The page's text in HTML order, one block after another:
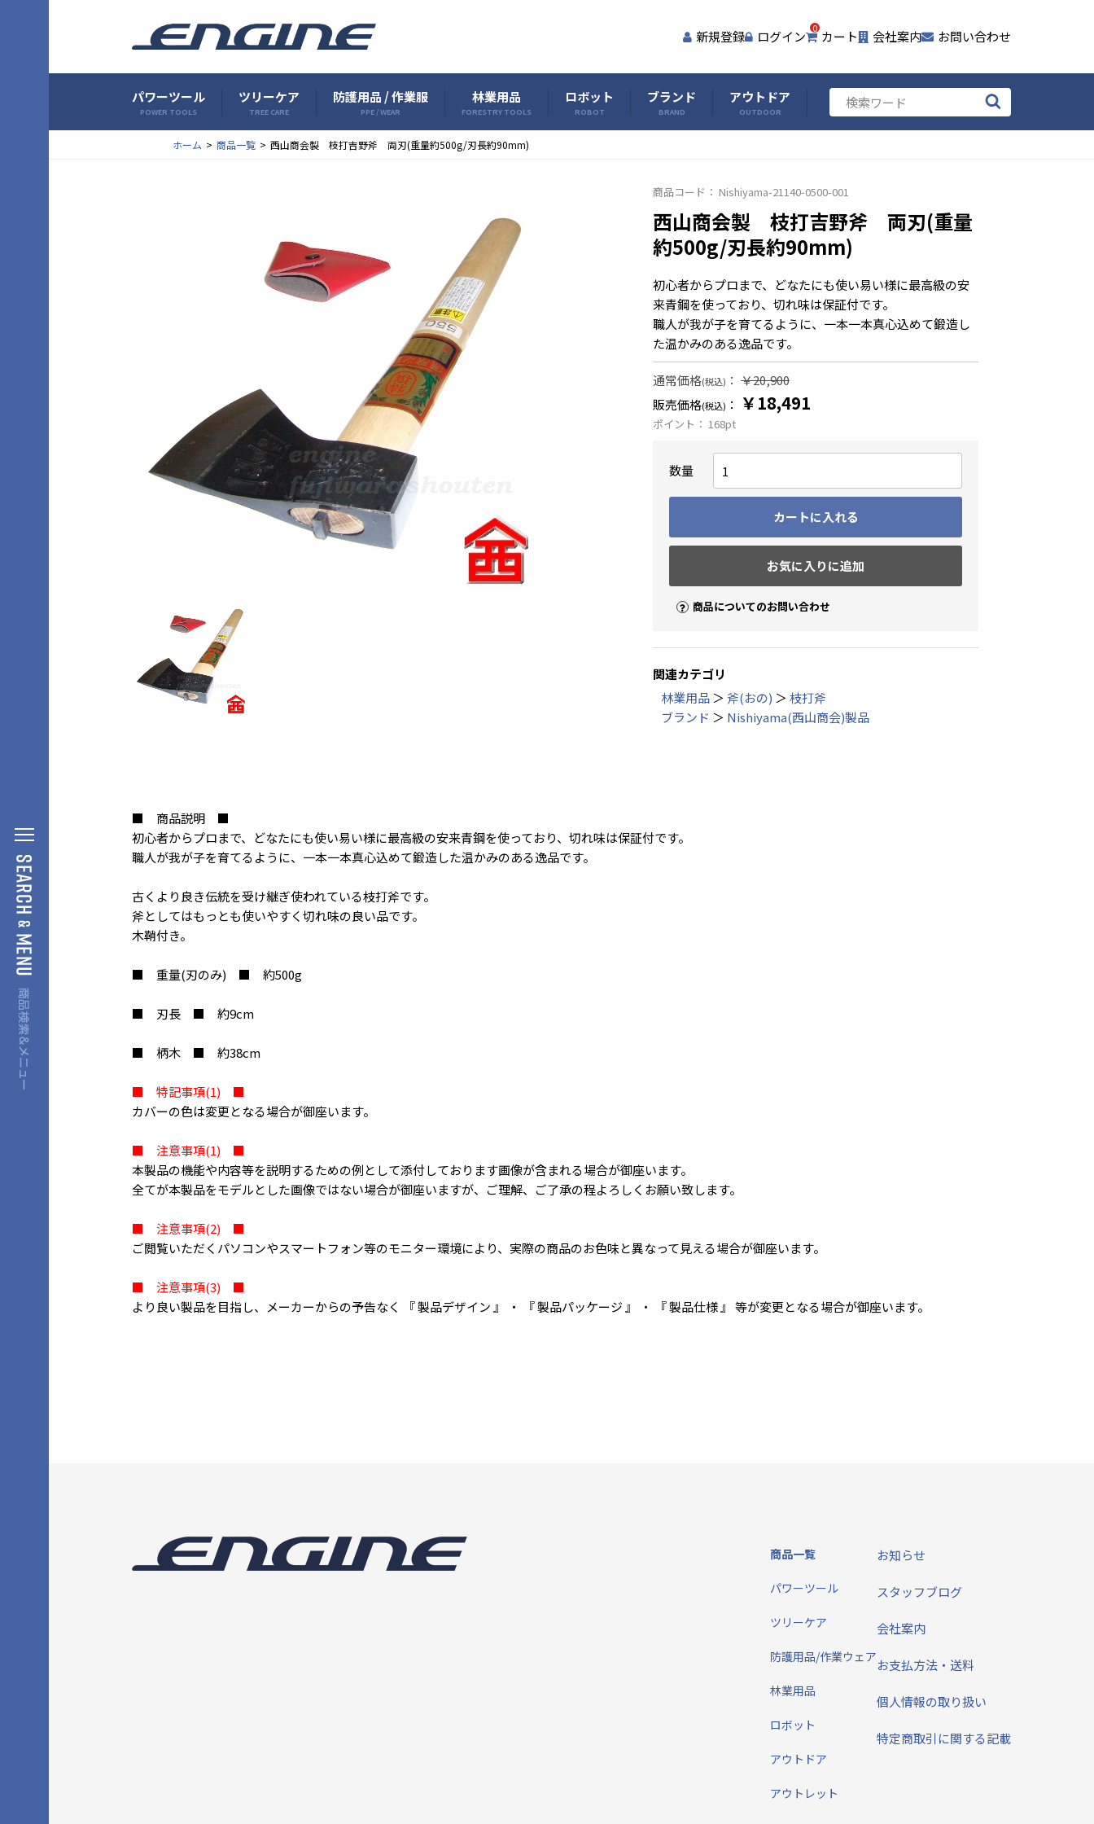
新規登録 ログイン 0 カート 会社案内 お問い合わせ
パワーツール
POWER TOOLS
ツリーケア
TREE CARE
防護用品 / 作業服
PPE / WEAR
林業用品
FORESTRY TOOLS
ロボット
ROBOT
ブランド
BRAND
アウトドア
OUTDOOR
ホーム 商品一覧 西山商会製 枝打吉野斧 両刃(重量約500g/刃長約90mm)
商品コード： Nishiyama-21140-0500-001
西山商会製 枝打吉野斧 両刃(重量
約500g/刃長約90mm)
初心者からプロまで、どなたにも使い易い様に最高級の安
来青鋼を使っており、切れ味は保証付です。
職人が我が子を育てるように、一本一本真心込めて鍛造し
た温かみのある逸品です。
通常価格(税込) ： ￥20,900
販売価格(税込) ： ￥18,491
ポイント： 168pt
数量
カートに入れる
お気に入りに追加
商品についてのお問い合わせ
関連カテゴリ
林業用品 ＞斧(おの) ＞枝打斧
ブランド ＞ Nishiyama(西山商会)製品
■ 商品説明 ■
初心者からプロまで、どなたにも使い易い様に最高級の安来青鋼を使っており、切れ味は保証付です。
職人が我が子を育てるように、一本一本真心込めて鍛造した温かみのある逸品です。
古くより良き伝統を受け継ぎ使われている枝打斧です。
斧としてはもっとも使いやすく切れ味の良い品です。
木鞘付き。
■ 重量(刃のみ) ■ 約500g
■ 刃長 ■ 約9cm
■ 柄木 ■ 約38cm
■ 特記事項(1) ■
カバーの色は変更となる場合が御座います。
■ 注意事項(1) ■
本製品の機能や内容等を説明するための例として添付しております画像が含まれる場合が御座います。
全てが本製品をモデルとした画像ではない場合が御座いますが、ご理解、ご了承の程よろしくお願い致します。
■ 注意事項(2) ■
ご閲覧いただくパソコンやスマートフォン等のモニター環境により、実際の商品のお色味と異なって見える場合が御座います。
■ 注意事項(3) ■
より良い製品を目指し、メーカーからの予告なく 『 製品デザイン 』 ・ 『 製品パッケージ 』 ・ 『 製品仕様 』 等が変更となる場合が御座います。
商品一覧
パワーツール
ツリーケア
防護用品/作業ウェア
林業用品
ロボット
アウトドア
アウトレット
お知らせ
スタッフブログ
会社案内
お支払方法・送料
個人情報の取り扱い
特定商取引に関する記載